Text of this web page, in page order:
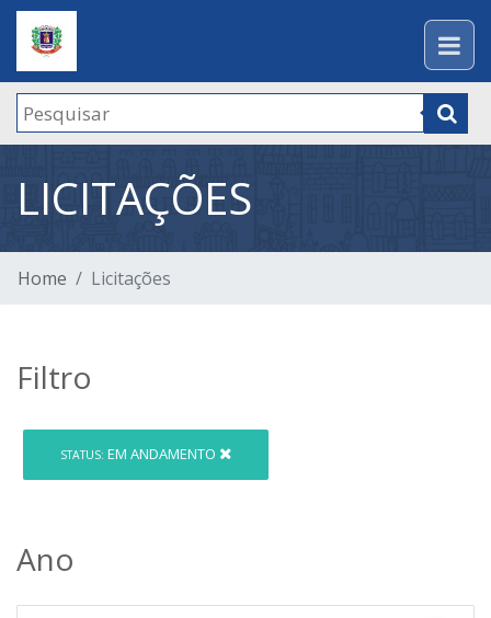
LICITAÇÕES
Home Licitações
Filtro
STATUS: EM ANDAMENTO
Ano